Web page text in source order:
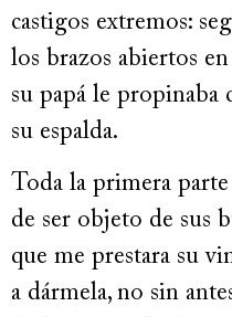
castigos extremos:
los brazos abiertos
su papá le propinaba
su espalda.
Toda la primera
de ser objeto de sus
que me prestara su
a dármela, no sin